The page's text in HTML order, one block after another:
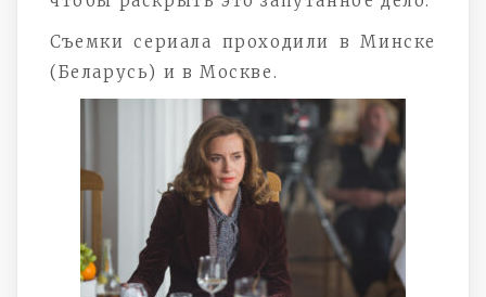
Съемки сериала проходили в Минске
(Беларусь) и в Москве.